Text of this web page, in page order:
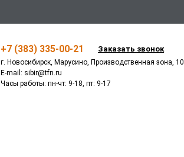
+7 (383) 335-00-21 Заказать звонок
г. Новосибирск, Марусино, Производственная зона, 10
E-mail: sibir@tfn.ru
Часы работы: пн-чт: 9-18, пт: 9-17